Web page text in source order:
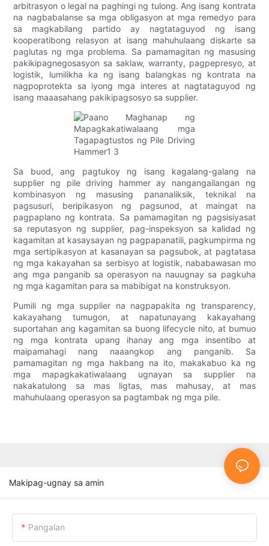
arbitrasyon o legal na paghingi ng tulong. Ang isang kontrata
na nagbabalanse sa mga obligasyon at mga remedyo para
sa magkabilang partido ay nagtataguyod ng isang
kooperatibong relasyon at isang mahuhulaang diskarte sa
paglutas ng mga problema. Sa pamamagitan ng masusing
pakikipagnegosasyon sa saklaw, warranty, pagpepresyo, at
logistik, lumilikha ka ng isang balangkas ng kontrata na
nagpoprotekta sa iyong mga interes at nagtataguyod ng
isang maaasahang pakikipagsosyo sa supplier.
Sa buod, ang pagtukoy ng isang kagalang-galang na
supplier ng pile driving hammer ay nangangailangan ng
kombinasyon ng masusing pananaliksik, teknikal na
pagsusuri, beripikasyon ng pagsunod, at maingat na
pagpaplano ng kontrata. Sa pamamagitan ng pagsisiyasat
sa reputasyon ng supplier, pag-inspeksyon sa kalidad ng
kagamitan at kasaysayan ng pagpapanatili, pagkumpirma ng
mga sertipikasyon at kasanayan sa pagsubok, at pagtatasa
ng mga kakayahan sa serbisyo at logistik, nababawasan mo
ang mga panganib sa operasyon na nauugnay sa pagkuha
ng mga kagamitan para sa mabibigat na konstruksyon.
Pumili ng mga supplier na nagpapakita ng transparency,
kakayahang tumugon, at napatunayang kakayahang
suportahan ang kagamitan sa buong lifecycle nito, at bumuo
ng mga kontrata upang ihanay ang mga insentibo at
maipamahagi nang naaangkop ang panganib. Sa
pamamagitan ng mga hakbang na ito, makakabuo ka ng
mga mapagkakatiwalaang ugnayan sa supplier na
nakakatulong sa mas ligtas, mas mahusay, at mas
mahuhulaang operasyon sa pagtambak ng mga pile.
Makipag-ugnay sa amin
Pangalan